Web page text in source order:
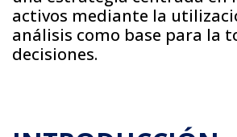
activos mediante la
análisis como base para la
decisiones.